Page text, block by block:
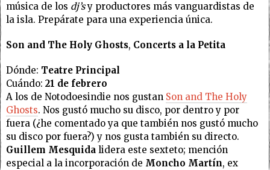
música de los dj’sy productores más vanguardistas de
la isla. Prepárate para una experiencia única.
Son and The Holy Ghosts, Concerts a la Petita
Dónde: Teatre Principal
Cuándo: 21 de febrero
A los de Notodoesindie nos gustan Son and The Holy
Ghosts. Nos gustó mucho su disco, por dentro y por
fuera (¿he comentado ya que también nos gustó mucho
su disco por fuera?) y nos gusta también su directo.
Guillem Mesquida lidera este sexteto; mención
especial a la incorporación de Moncho Martín, ex